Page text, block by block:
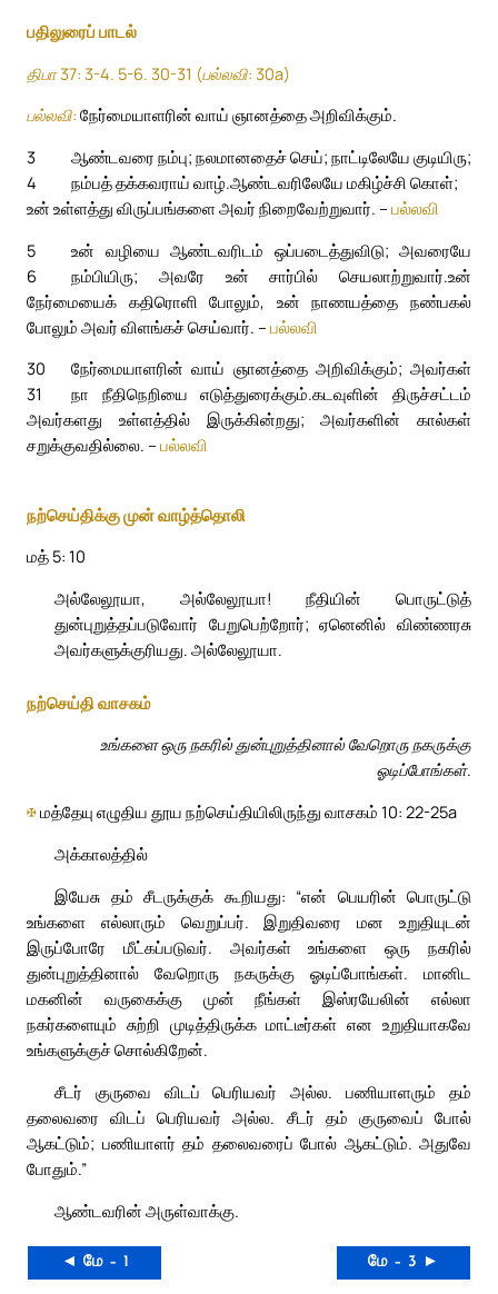
பதிலுரைப் பாடல்
திபா 37: 3-4. 5-6. 30-31 (பல்லவி: 30a)
பல்லவி: நேர்மையாளரின் வாய் ஞானத்தை அறிவிக்கும்.
3
ஆண்டவரை நம்பு; நலமானதைச் செய்; நாட்டிலேயே குடியிரு;
நம்பத் தக்கவராய் வாழ்.
4
ஆண்டவரிலேயே மகிழ்ச்சி கொள்;
உன் உள்ளத்து விருப்பங்களை அவர் நிறைவேற்றுவார். – பல்லவி
5
உன் வழியை ஆண்டவரிடம் ஒப்படைத்துவிடு; அவரையே
நம்பியிரு; அவரே உன் சார்பில் செயலாற்றுவார்.
6
உன்
நேர்மையைக் கதிரொளி போலும், உன் நாணயத்தை நண்பகல்
போலும் அவர் விளங்கச் செய்வார். – பல்லவி
30
நேர்மையாளரின் வாய் ஞானத்தை அறிவிக்கும்; அவர்கள்
நா நீதிநெறியை எடுத்துரைக்கும்.
31
கடவுளின் திருச்சட்டம்
அவர்களது உள்ளத்தில் இருக்கின்றது; அவர்களின் கால்கள்
சறுக்குவதில்லை. – பல்லவி
நற்செய்திக்கு முன் வாழ்த்தொலி
மத் 5: 10
அல்லேலூயா, அல்லேலூயா! நீதியின் பொருட்டுத்
துன்புறுத்தப்படுவோர் பேறுபெற்றோர்; ஏனெனில் விண்ணரசு
அவர்களுக்குரியது. அல்லேலூயா.
நற்செய்தி வாசகம்
உங்களை ஒரு நகரில் துன்புறுத்தினால் வேறொரு நகருக்கு
ஓடிப்போங்கள்.
✠மத்தேயு எழுதிய தூய நற்செய்தியிலிருந்து வாசகம் 10: 22-25a
அக்காலத்தில்
இயேசு தம் சீடருக்குக் கூறியது: “என் பெயரின் பொருட்டு
உங்களை எல்லாரும் வெறுப்பர். இறுதிவரை மன உறுதியுடன்
இருப்போரே மீட்கப்படுவர். அவர்கள் உங்களை ஒரு நகரில்
துன்புறுத்தினால் வேறொரு நகருக்கு ஓடிப்போங்கள். மானிட
மகனின் வருகைக்கு முன் நீங்கள் இஸ்ரயேலின் எல்லா
நகர்களையும் சுற்றி முடித்திருக்க மாட்டீர்கள் என உறுதியாகவே
உங்களுக்குச் சொல்கிறேன்.
சீடர் குருவை விடப் பெரியவர் அல்ல. பணியாளரும் தம்
தலைவரை விடப் பெரியவர் அல்ல. சீடர் தம் குருவைப் போல்
ஆகட்டும்; பணியாளர் தம் தலைவரைப் போல் ஆகட்டும். அதுவே
போதும்.”
ஆண்டவரின் அருள்வாக்கு.
◄ மே – 1 மே – 3 ►